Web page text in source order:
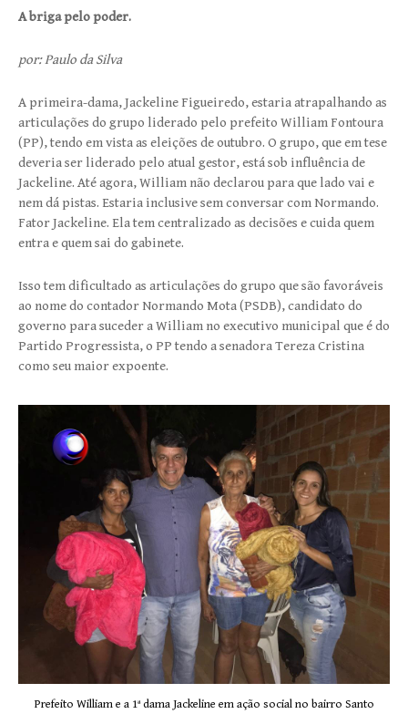
A briga pelo poder.
por: Paulo da Silva
A primeira-dama, Jackeline Figueiredo, estaria atrapalhando as
articulações do grupo liderado pelo prefeito William Fontoura
(PP), tendo em vista as eleições de outubro. O grupo, que em tese
deveria ser liderado pelo atual gestor, está sob influência de
Jackeline. Até agora, William não declarou para que lado vai e
nem dá pistas. Estaria inclusive sem conversar com Normando.
Fator Jackeline. Ela tem centralizado as decisões e cuida quem
entra e quem sai do gabinete.
Isso tem dificultado as articulações do grupo que são favoráveis
ao nome do contador Normando Mota (PSDB), candidato do
governo para suceder a William no executivo municipal que é do
Partido Progressista, o PP tendo a senadora Tereza Cristina
como seu maior expoente.
Prefeito William e a 1ª dama Jackeline em ação social no bairro Santo